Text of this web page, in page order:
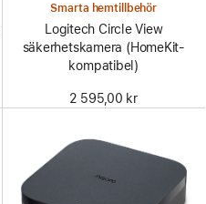
Smarta hemtillbehör
Logitech Circle View
säkerhetskamera (HomeKit-
kompatibel)
2 595,00 kr